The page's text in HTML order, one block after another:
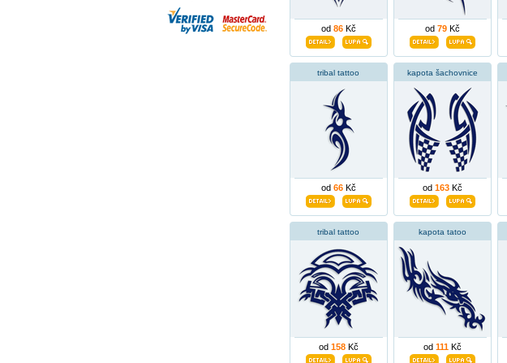
od 86Kč od 79Kč
tribal tattoo
od 66Kč
kapota šachovnice
od 163Kč
tribal tattoo
od 158Kč
kapota tatoo
od 111Kč